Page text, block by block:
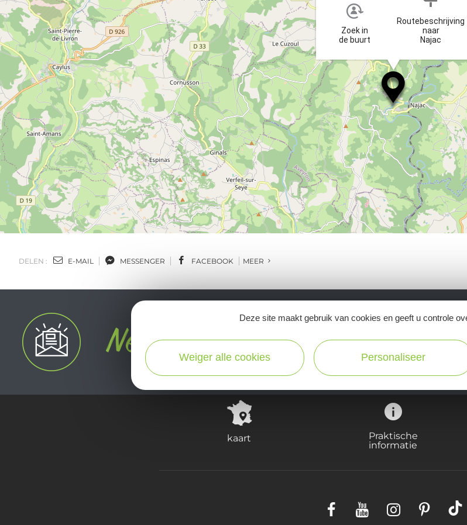
Zoek in
de buurt
Routebeschrijving
naar
Najac
DELEN : E-MAIL MESSENGER FACEBOOK MEER
inspirer pour profiter pleinement
kaart
Praktische
informatie
Deze site maakt gebruik van cookies en geeft u controle
Weiger alle cookies Personaliseer